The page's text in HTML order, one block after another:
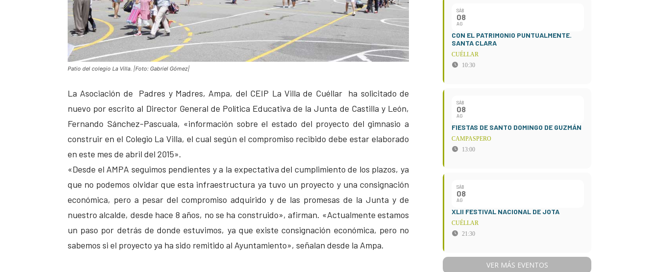
Patio del colegio La Villa. |Foto: Gabriel Gómez|
La Asociación de Padres y Madres, Ampa, del CEIP La Villa de Cuéllar ha solicitado de
nuevo por escrito al Director General de Política Educativa de la Junta de Castilla y León,
Fernando Sánchez-Pascuala, «información sobre el estado del proyecto del gimnasio a
construir en el Colegio La Villa, el cual según el compromiso recibido debe estar elaborado
en este mes de abril del 2015».
«Desde el AMPA seguimos pendientes y a la expectativa del cumplimiento de los plazos, ya
que no podemos olvidar que esta infraestructura ya tuvo un proyecto y una consignación
económica, pero a pesar del compromiso adquirido y de las promesas de la Junta y de
nuestro alcalde, desde hace 8 años, no se ha construido», afirman. «Actualmente estamos
un paso por detrás de donde estuvimos, ya que existe consignación económica, pero no
sabemos si el proyecto ya ha sido remitido al Ayuntamiento», señalan desde la Ampa.
SÁB
08
AG
CON EL PATRIMONIO PUNTUALMENTE.
SANTA CLARA
CUÉLLAR
10:30
SÁB
08
AG
FIESTAS DE SANTO DOMINGO DE GUZMÁN
CAMPASPERO
13:00
SÁB
08
AG
XLII FESTIVAL NACIONAL DE JOTA
CUÉLLAR
21:30
VER MÁS EVENTOS